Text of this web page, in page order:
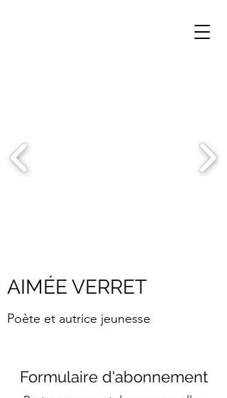
AIMÉE VERRET
Poète et autrice jeunesse
Formulaire d'abonnement